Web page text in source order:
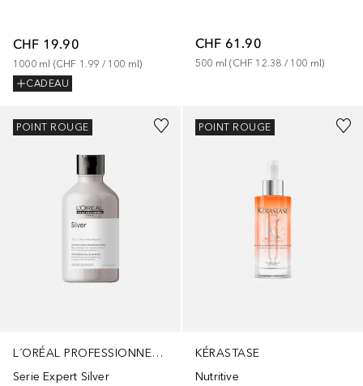
CHF 19.90
1000 ml (CHF 1.99 / 100 ml)
CADEAU
CHF 61.90
500 ml (CHF 12.38 / 100 ml)
L´ORÉAL PROFESSIONNEL PARIS
Serie Expert Silver
POINT ROUGE
KÉRASTASE
Nutritive
POINT ROUGE